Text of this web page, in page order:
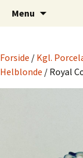
Retro-
Dansk
Menu
Forside / Kgl.
Helblonde / Royal